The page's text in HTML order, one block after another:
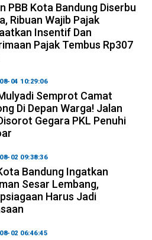
PBB Kota Bandung Diserbu
Ribuan Wajib Pajak
Insentif Dan
Pajak Tembus Rp307
04 10:29:06
Semprot Camat
Di Depan Warga! Jalan
Gegara PKL Penuhi
02 09:38:36
Bandung Ingatkan
Sesar Lembang,
Harus Jadi
02 06:46:45